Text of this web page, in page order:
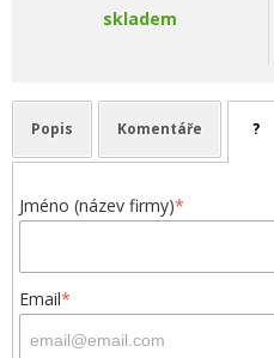
skladem
Popis Komentáře ?
Jméno (název firmy)*
Email*